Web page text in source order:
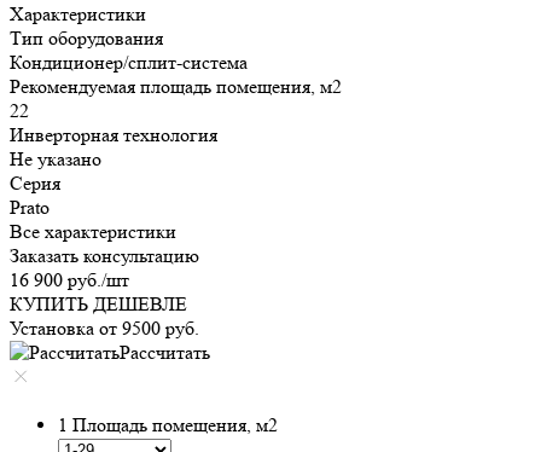
Характеристики
Тип оборудования
Кондиционер/сплит-система
Рекомендуемая площадь помещения, м2
22
Инверторная технология
Не указано
Серия
Prato
Все характеристики
Заказать консультацию
16 900 руб./шт
КУПИТЬ ДЕШЕВЛЕ
Установка от 9500 руб.
Рассчитать
1 Площадь помещения, м2